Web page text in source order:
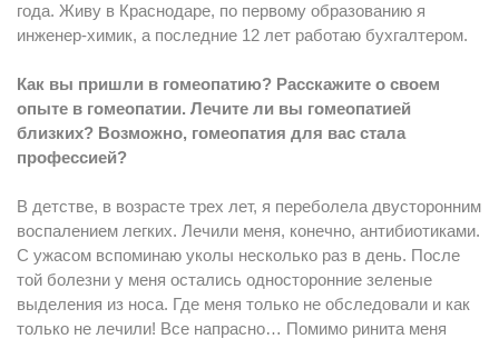
года. Живу в Краснодаре, по первому образованию я
инженер-химик, а последние 12 лет работаю бухгалтером.
Как вы пришли в гомеопатию? Расскажите о своем
опыте в гомеопатии. Лечите ли вы гомеопатией
близких? Возможно, гомеопатия для вас стала
профессией?
В детстве, в возрасте трех лет, я переболела двусторонним
воспалением легких. Лечили меня, конечно, антибиотиками.
С ужасом вспоминаю уколы несколько раз в день. После
той болезни у меня остались односторонние зеленые
выделения из носа. Где меня только не обследовали и как
только не лечили! Все напрасно… Помимо ринита меня